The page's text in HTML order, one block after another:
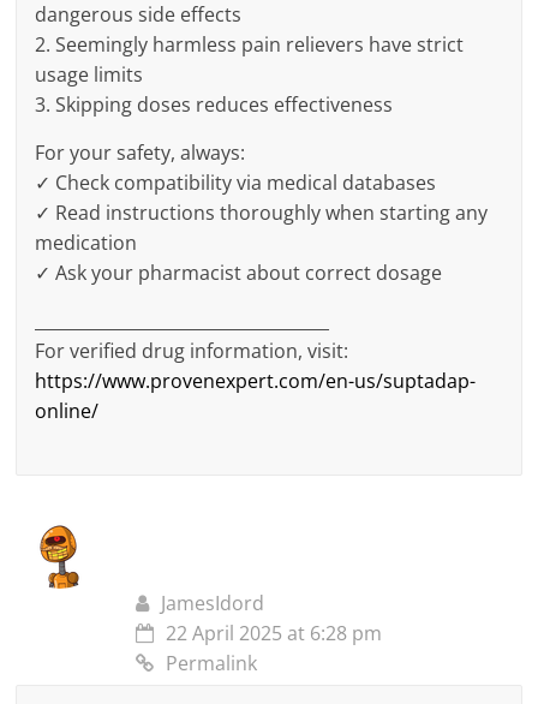
dangerous side effects
2. Seemingly harmless pain relievers have strict
usage limits
3. Skipping doses reduces effectiveness
For your safety, always:
✓ Check compatibility via medical databases
✓ Read instructions thoroughly when starting any
medication
✓ Ask your pharmacist about correct dosage
For verified drug information, visit:
https://www.provenexpert.com/en-us/suptadap-
online/
JamesIdord
22 April 2025 at 6:28 pm
Permalink